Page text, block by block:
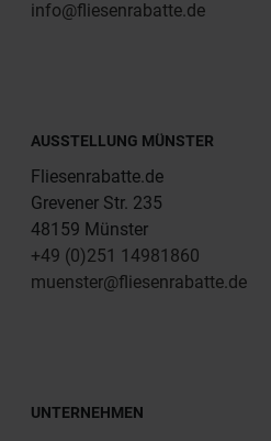
info@fliesenrabatte.de
AUSSTELLUNG MÜNSTER
Fliesenrabatte.de
Grevener Str. 235
48159 Münster
+49 (0)251 14981860
muenster@fliesenrabatte.de
UNTERNEHMEN